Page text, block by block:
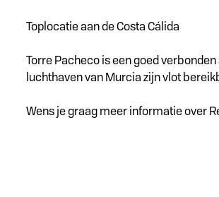
Toplocatie aan de Costa Cálida
Torre Pacheco is een goed
luchthaven van Murcia zijn vlot
Wens je graag meer informatie over